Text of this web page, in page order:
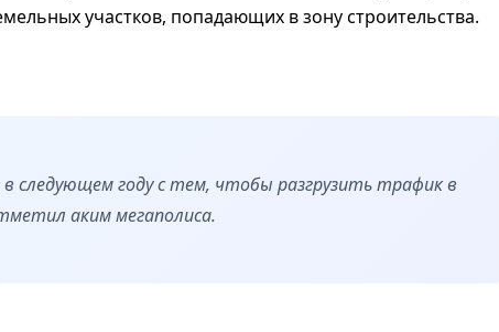
участков, попадающих в зону строительства.
следующем году с тем, чтобы разгрузить трафик в
аким мегаполиса.